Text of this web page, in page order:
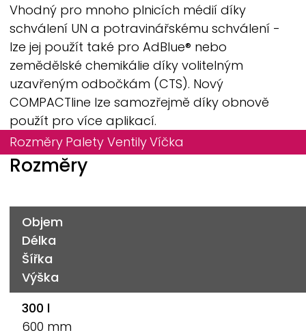
Vhodný pro mnoho plnicích médií díky
schválení UN a potravinářskému schválení -
lze jej použít také pro AdBlue® nebo
zemědělské chemikálie díky volitelným
uzavřeným odbočkám (CTS). Nový
COMPACTline lze samozřejmě díky obnově
použít pro více aplikací.
Rozměry Palety VentilyVíčka
Rozměry
Objem
Délka
Šířka
Výška
300 l
600 mm